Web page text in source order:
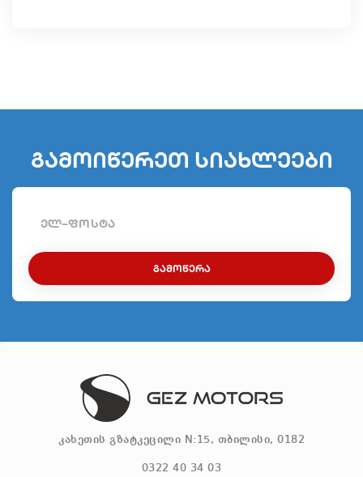
გამოიწერეთ სიახლეები
ᲒᲐᲛᲝᲬᲔᲠᲐ
კახეთის გზატკეცილი N:15, თბილისი, 0182
0322 40 34 03